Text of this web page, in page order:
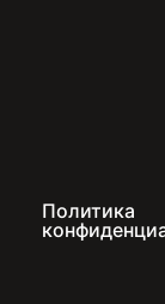
Политика